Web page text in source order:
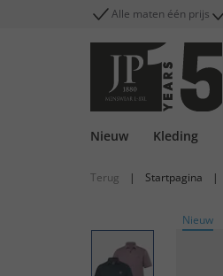
Alle maten één prijs
Nieuw Kleding
Terug | Startpagina |
Nieuw